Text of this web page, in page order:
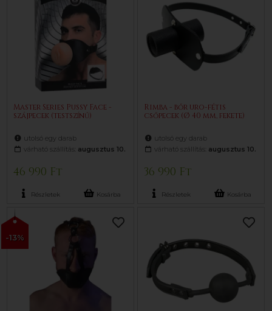
Master Series Pussy Face -
szájpecek (testszínű)
utolsó egy darab
várható szállítás: augusztus 10.
46 990 Ft
Részletek Kosárba
Rimba - bőr uro-fétis
csőpecek (Ø 40 mm, fekete)
utolsó egy darab
várható szállítás: augusztus 10.
36 990 Ft
Részletek Kosárba
-13%